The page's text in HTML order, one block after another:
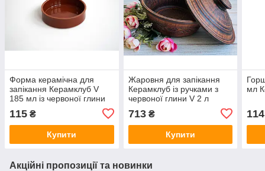
Форма керамічна для
запікання Керамклуб V
185 мл із червоної глини
115 ₴
Купити
Жаровня для запікання
Керамклуб із ручками з
червоної глини V 2 л
713₴
Купити
мл
114
Акційні пропозиції та новинки